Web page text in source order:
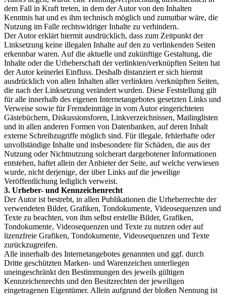
dem Fall in Kraft treten, in dem der Autor von den Inhalten
Kenntnis hat und es ihm technisch möglich und zumutbar wäre, die
Nutzung im Falle rechtswidriger Inhalte zu verhindern.
Der Autor erklärt hiermit ausdrücklich, dass zum Zeitpunkt der
Linksetzung keine illegalen Inhalte auf den zu verlinkenden Seiten
erkennbar waren. Auf die aktuelle und zukünftige Gestaltung, die
Inhalte oder die Urheberschaft der verlinkten/verknüpften Seiten hat
der Autor keinerlei Einfluss. Deshalb distanziert er sich hiermit
ausdrücklich von allen Inhalten aller verlinkten /verknüpften Seiten,
die nach der Linksetzung verändert wurden. Diese Feststellung gilt
für alle innerhalb des eigenen Internetangebotes gesetzten Links und
Verweise sowie für Fremdeinträge in vom Autor eingerichteten
Gästebüchern, Diskussionsforen, Linkverzeichnissen, Mailinglisten
und in allen anderen Formen von Datenbanken, auf deren Inhalt
externe Schreibzugriffe möglich sind. Für illegale, fehlerhafte oder
unvollständige Inhalte und insbesondere für Schäden, die aus der
Nutzung oder Nichtnutzung solcherart dargebotener Informationen
entstehen, haftet allein der Anbieter der Seite, auf welche verwiesen
wurde, nicht derjenige, der über Links auf die jeweilige
Veröffentlichung lediglich verweist.
3. Urheber- und Kennzeichenrecht
Der Autor ist bestrebt, in allen Publikationen die Urheberrechte der
verwendeten Bilder, Grafiken, Tondokumente, Videosequenzen und
Texte zu beachten, von ihm selbst erstellte Bilder, Grafiken,
Tondokumente, Videosequenzen und Texte zu nutzen oder auf
lizenzfreie Grafiken, Tondokumente, Videosequenzen und Texte
zurückzugreifen.
Alle innerhalb des Internetangebotes genannten und ggf. durch
Dritte geschützten Marken- und Warenzeichen unterliegen
uneingeschränkt den Bestimmungen des jeweils gültigen
Kennzeichenrechts und den Besitzrechten der jeweiligen
eingetragenen Eigentümer. Allein aufgrund der bloßen Nennung ist